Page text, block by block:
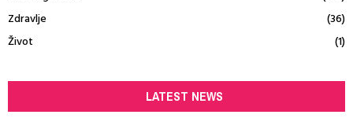
Zdravlje
(36)
Život
(1)
LATEST NEWS